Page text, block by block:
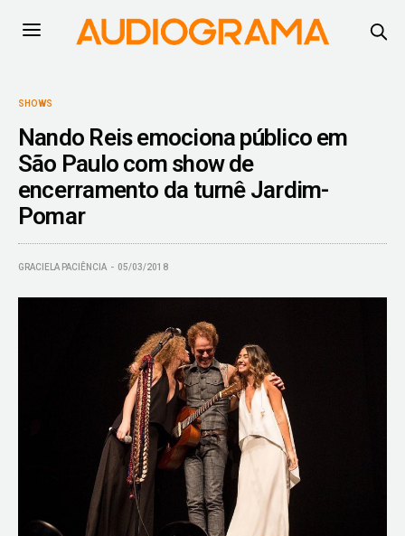
SHOWS
Nando Reis emociona público em
São Paulo com show de
encerramento da turnê Jardim-
Pomar
GRACIELA PACIÊNCIA 05/03/2018